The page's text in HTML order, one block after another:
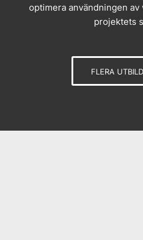
optimera användningen
projektets
FLERA